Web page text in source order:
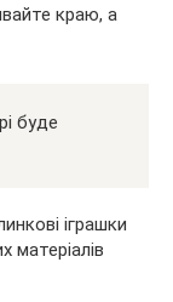
краю, а
буде